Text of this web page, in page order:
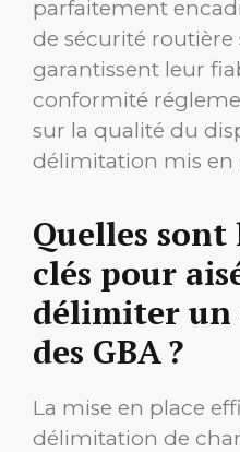
parfaitement
de sécurité routière
garantissent leur
conformité
sur la qualité du
délimitation mis en
Quelles sont
clés pour
délimiter un
des GBA ?
La mise en place
délimitation de